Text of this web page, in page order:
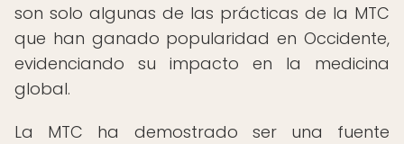
son solo algunas de las prácticas de la MTC
que han ganado popularidad en Occidente,
evidenciando su impacto en la medicina
global.
La MTC ha demostrado ser una fuente